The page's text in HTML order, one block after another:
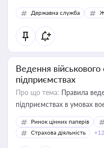
Державна служба
Ведення військового
підприємствах
Про що тема: Правила
підприємствах в умовах
Ринок цінних паперів
Страхова діяльність
+12